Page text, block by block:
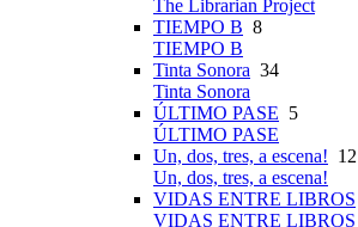
The Librarian Project
TIEMPO B 8
TIEMPO B
Tinta Sonora 34
Tinta Sonora
ÚLTIMO PASE 5
ÚLTIMO PASE
Un, dos, tres, a escena! 12
Un, dos, tres, a escena!
VIDAS ENTRE LIBROS
VIDAS ENTRE LIBROS